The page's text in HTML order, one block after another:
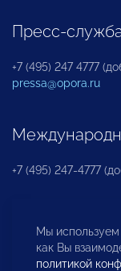
Пресс-
+7 (495) 247 4777
pressa@opora.ru
+7 (495) 247-4777
Бюро по
инвесторов
Мы
как Вы
политикой